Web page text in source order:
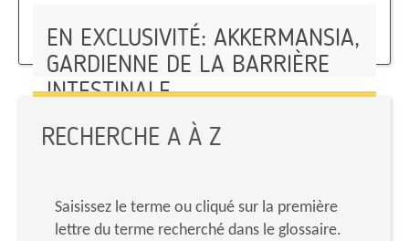
EN EXCLUSIVITÉ: AKKERMANSIA,
GARDIENNE DE LA BARRIÈRE
INTESTINALE
En savoir plus
IODE ET ALIMENTATION
RECHERCHE A À Z
Saisissez le terme ou cliqué sur la première
lettre du terme recherché dans le glossaire.